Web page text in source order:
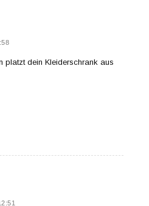
platzt dein Kleiderschrank aus